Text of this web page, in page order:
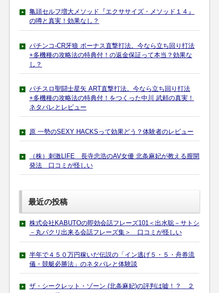
亀頭セルフ増大メソッド『エクササイズ・メソッド１４』
の噂と真実！効果なし？
パチンコ-CR牙狼 ボーナス直撃打法。今なら立ち回り打法
+多機種の攻略法の特典付！の返金保証って本当？効果な
し？
パチスロ聖闘士星矢 ART直撃打法。今なら立ち回り打法
+多機種の攻略法の特典付！をつくった中川 武頼の真実！
ネタバレとレビュー
原 一勢のSEXY HACKSって効果どう？体験者のレビュー
（株）刺激LIFE 長寺忠浩のAV女優 北条麻妃が教える膣開
発法 口コミが怪しい
最近の投稿
株式会社KABUTOの即効会話フレーズ101＜出水聡－サトシ
－丸パクリ出来る会話フレーズ集＞ 口コミが怪しい
半年で４５０万円稼いだ伝説の「イン逃げ５・５・舟券流
儀・競艇必勝法」のネタバレと体験談
ザ・シークレット・ゾーン (北条麻妃)の評判は嘘！？ ２